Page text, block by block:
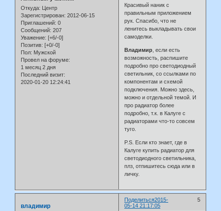
Откуда: Центр
Зарегистрирован: 2012-06-15
Приглашений: 0
Сообщений: 207
Уважение: [+6/-0]
Позитив: [+0/-0]
Пол: Мужской
Провел на форуме:
1 месяц 2 дня
Последний визит:
2020-01-20 12:24:41
Красивый наник с
правильным приложением
рук. Спасибо, что не
ленитесь выкладывать свои
самоделки.
Владимир , если есть
возможность, распишите
подробно про светодиодный
светильник, со ссылками по
компонентам и схемой
подключения. Можно здесь,
можно и отдельной темой. И
про радиатор более
подробно, т.к. в Калуге с
радиаторами что-то совсем
туго.
P.S. Если кто знает, где в
Калуге купить радиатор для
светодиодного светильника,
плз, отпишитесь сюда или в
личку.
Поделиться 5
2015-
05-14 21:17:05
владимир